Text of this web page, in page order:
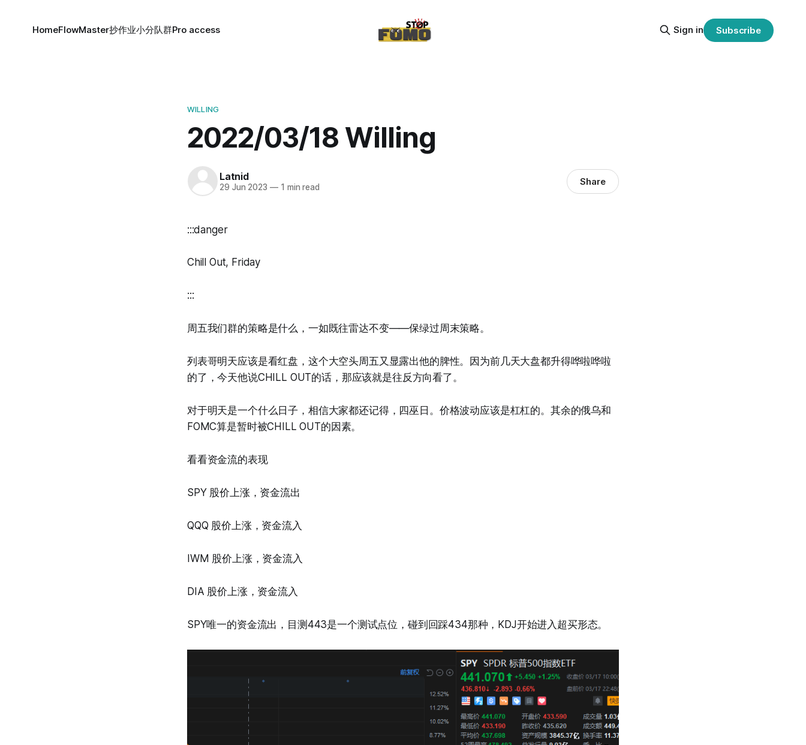
HomeFlowMaster抄作业小分队群Pro access Sign in Subscribe
WILLING
2022/03/18 Willing
Latnid
29 Jun 2023 —1 min read Share
:::danger
Chill Out, Friday
:::
周五我们群的策略是什么，一如既往雷达不变——保绿过周末策略。
列表哥明天应该是看红盘，这个大空头周五又显露出他的脾性。因为前几天大盘都升得哗啦哗啦
的了，今天他说CHILL OUT的话，那应该就是往反方向看了。
对于明天是一个什么日子，相信大家都还记得，四巫日。价格波动应该是杠杠的。其余的俄乌和
FOMC算是暂时被CHILL OUT的因素。
看看资金流的表现
SPY 股价上涨，资金流出
QQQ 股价上涨，资金流入
IWM 股价上涨，资金流入
DIA 股价上涨，资金流入
SPY唯一的资金流出，目测443是一个测试点位，碰到回踩434那种，KDJ开始进入超买形态。